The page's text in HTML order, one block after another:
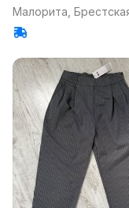
Малорита,